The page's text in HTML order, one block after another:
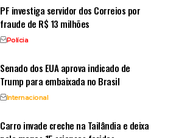
PF investiga servidor dos Correios por
fraude de R$ 13 milhões
Polícia
Senado dos EUA aprova indicado de
Trump para embaixada no Brasil
Internacional
Carro invade creche na Tailândia e deixa